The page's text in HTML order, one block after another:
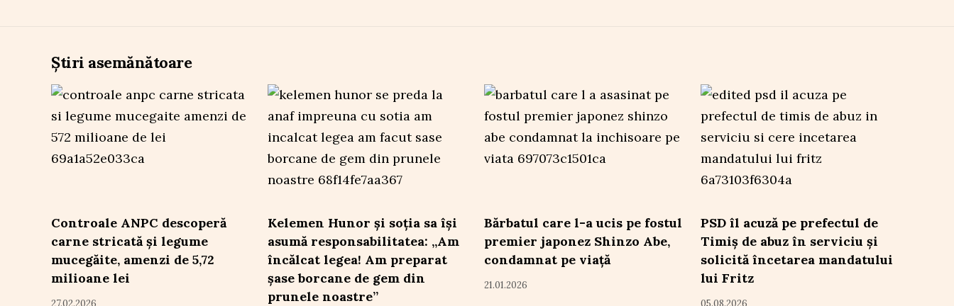
Știri asemănătoare
Controale ANPC descoperă
carne stricată și legume
mucegăite, amenzi de 5,72
milioane lei
27.02.2026
Kelemen Hunor și soția sa își
asumă responsabilitatea: „Am
încălcat legea! Am preparat
șase borcane de gem din
prunele noastre”
Bărbatul care l-a ucis pe fostul
premier japonez Shinzo Abe,
condamnat pe viață
21.01.2026
PSD îl acuză pe prefectul de
Timiș de abuz în serviciu și
solicită încetarea mandatului
lui Fritz
05.08.2026